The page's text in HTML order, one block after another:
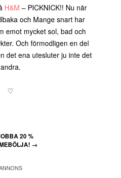
H&M – PICKNICK!! Nu när
och Mange snart har
emot mycket sol, bad och
Och förmodligen en del
det ena utesluter ju inte det
andra.
♡
20 %
→